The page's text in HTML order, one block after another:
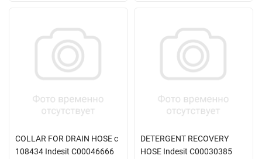
COLLAR FOR DRAIN HOSE с
108434 Indesit C00046666
DETERGENT RECOVERY
HOSE Indesit C00030385